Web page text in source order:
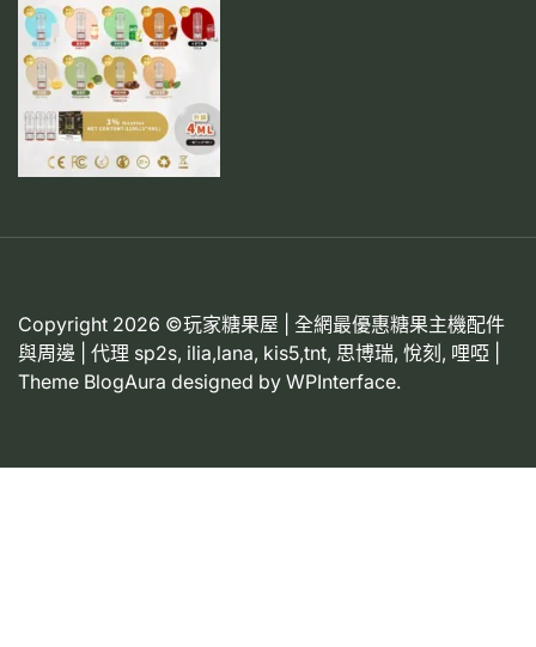
Copyright 2026 ©玩家糖果屋 | 全網最優惠糖果主機配件
與周邊 | 代理 sp2s, ilia,lana, kis5,tnt, 思博瑞, 悅刻, 哩啞 |
Theme BlogAura designed by WPInterface.